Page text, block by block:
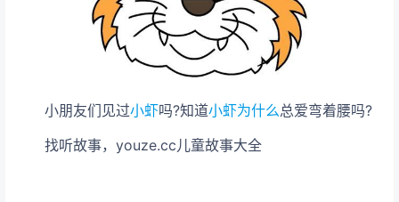
小朋友们见过小虾吗?知道小虾为什么总爱弯着腰吗?
找听故事，youze.cc儿童故事大全